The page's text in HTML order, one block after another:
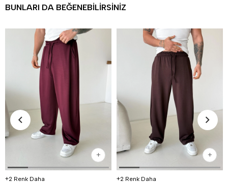
BUNLARI DA BEĞENEBILIRSINIZ
2 Renk Daha 2 Renk Daha